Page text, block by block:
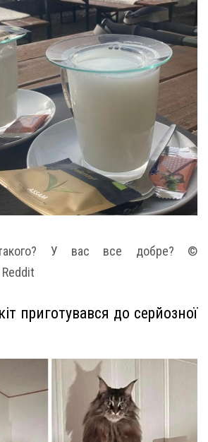
У вас все добре? ©
приготувався до серйозної